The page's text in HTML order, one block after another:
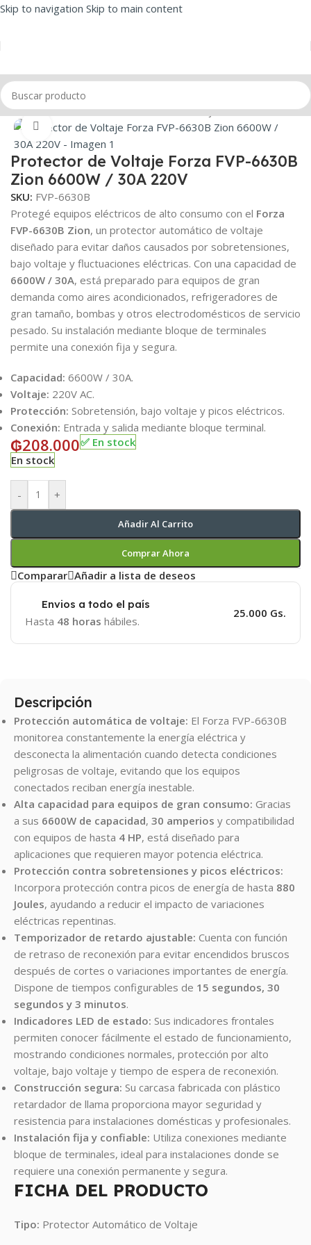
Skip to navigation Skip to main content
Inicio/Tomacorrientes/Protector de voltaje
Click to enlarge
Protector de Voltaje Forza FVP-6630B
Zion 6600W / 30A 220V
SKU: FVP-6630B
Protegé equipos eléctricos de alto consumo con el Forza
FVP-6630B Zion, un protector automático de voltaje
diseñado para evitar daños causados por sobretensiones,
bajo voltaje y fluctuaciones eléctricas. Con una capacidad de
6600W / 30A, está preparado para equipos de gran
demanda como aires acondicionados, refrigeradores de
gran tamaño, bombas y otros electrodomésticos de servicio
pesado. Su instalación mediante bloque de terminales
permite una conexión fija y segura.
Capacidad: 6600W / 30A.
Voltaje: 220V AC.
Protección: Sobretensión, bajo voltaje y picos eléctricos.
Conexión: Entrada y salida mediante bloque terminal.
₲208.000✅ En stock
En stock
- +
Añadir Al Carrito
Comprar Ahora
Comparar Añadir a lista de deseos
Envios a todo el país
Hasta 48 horas hábiles.
25.000 Gs.
Descripción
Protección automática de voltaje: El Forza FVP-6630B
monitorea constantemente la energía eléctrica y
desconecta la alimentación cuando detecta condiciones
peligrosas de voltaje, evitando que los equipos
conectados reciban energía inestable.
Alta capacidad para equipos de gran consumo: Gracias
a sus 6600W de capacidad, 30 amperios y compatibilidad
con equipos de hasta 4 HP, está diseñado para
aplicaciones que requieren mayor potencia eléctrica.
Protección contra sobretensiones y picos eléctricos:
Incorpora protección contra picos de energía de hasta 880
Joules, ayudando a reducir el impacto de variaciones
eléctricas repentinas.
Temporizador de retardo ajustable: Cuenta con función
de retraso de reconexión para evitar encendidos bruscos
después de cortes o variaciones importantes de energía.
Dispone de tiempos configurables de 15 segundos, 30
segundos y 3 minutos.
Indicadores LED de estado: Sus indicadores frontales
permiten conocer fácilmente el estado de funcionamiento,
mostrando condiciones normales, protección por alto
voltaje, bajo voltaje y tiempo de espera de reconexión.
Construcción segura: Su carcasa fabricada con plástico
retardador de llama proporciona mayor seguridad y
resistencia para instalaciones domésticas y profesionales.
Instalación fija y confiable: Utiliza conexiones mediante
bloque de terminales, ideal para instalaciones donde se
requiere una conexión permanente y segura.
FICHA DEL PRODUCTO
Tipo: Protector Automático de Voltaje